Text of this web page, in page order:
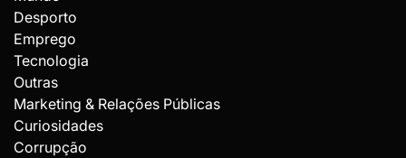
Desporto
Emprego
Tecnologia
Outras
Marketing & Relações Públicas
Curiosidades
Corrupção